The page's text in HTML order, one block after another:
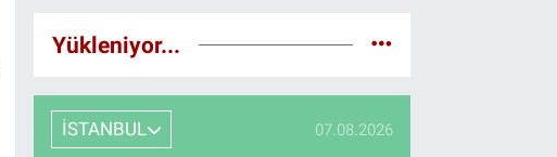
Yükleniyor...
İSTANBUL 07.08.2026